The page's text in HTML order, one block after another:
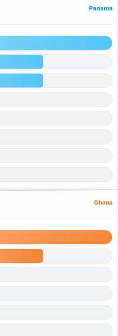
Panama
Ghana